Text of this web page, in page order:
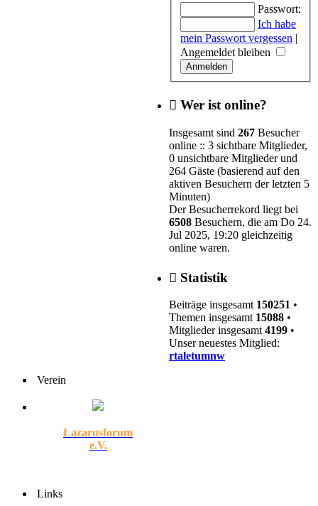
Passwort:
Ich habe
mein Passwort vergessen |
Angemeldet bleiben
Wer ist online?
Insgesamt sind 267 Besucher
online :: 3 sichtbare Mitglieder,
0 unsichtbare Mitglieder und
264 Gäste (basierend auf den
aktiven Besuchern der letzten 5
Minuten)
Der Besucherrekord liegt bei
6508 Besuchern, die am Do 24.
Jul 2025, 19:20 gleichzeitig
online waren.
Statistik
Beiträge insgesamt 150251 •
Themen insgesamt 15088 •
Mitglieder insgesamt 4199 •
Unser neuestes Mitglied:
rtaletumnw
Verein
Lazarusforum
e.V.
Links